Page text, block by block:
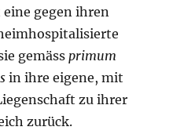
gegen ihren
gemäss primum
in ihre eigene, mit
zu ihrer
zurück.